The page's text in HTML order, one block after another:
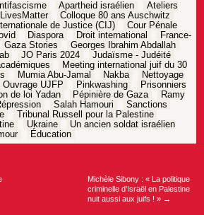
Apartheid israélien
Ateliers
Colloque 80 ans Auschwitz
de Justice (CIJ)
Cour Pénale
Diaspora Droit international
France-
Gaza Stories
Georges Ibrahim Abdallah
JO Paris 2024
Judaïsme - Judéité
Meeting international juif du 30
Mumia Abu-Jamal Nakba
Nettoyage
Ouvrage UJFP Pinkwashing
Prisonniers
de loi Yadan Pépinière de Gaza
Ramy
Salah Hamouri
Sanctions
Tribunal Russell pour la Palestine
Ukraine
Un ancien soldat israélien
Éducation
Michèle Sibony : « La politique
criminelle d’Israël en Palestine
nuit aussi aux juifs ! » →